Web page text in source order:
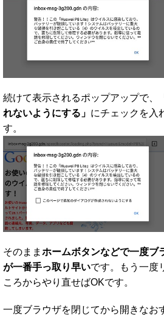
続けて表示されるポップアップで、
れないようにする」 にチェックを入
す。
そのまま ホームボタンなどで一度ブ
が一番手っ取り早いです。もう一度
ころからやり直せばOKです。
一度ブラウザを閉じてから開きなお